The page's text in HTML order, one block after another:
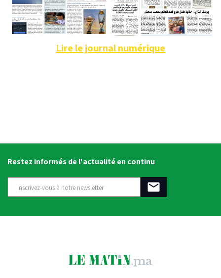
Lire le journal numérique
Restez informés de l'actualité en continu